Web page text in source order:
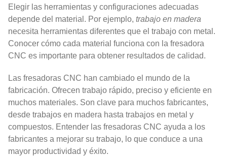
Elegir las herramientas y configuraciones adecuadas
depende del material. Por ejemplo, trabajo en madera
necesita herramientas diferentes que el trabajo con metal.
Conocer cómo cada material funciona con la fresadora
CNC es importante para obtener resultados de calidad.
Las fresadoras CNC han cambiado el mundo de la
fabricación. Ofrecen trabajo rápido, preciso y eficiente en
muchos materiales. Son clave para muchos fabricantes,
desde trabajos en madera hasta trabajos en metal y
compuestos. Entender las fresadoras CNC ayuda a los
fabricantes a mejorar su trabajo, lo que conduce a una
mayor productividad y éxito.